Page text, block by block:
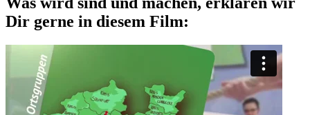
Dir gerne in diesem Film: